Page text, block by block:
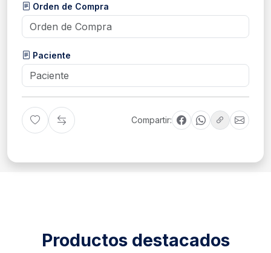
Orden de Compra
Paciente
Compartir:
Productos destacados